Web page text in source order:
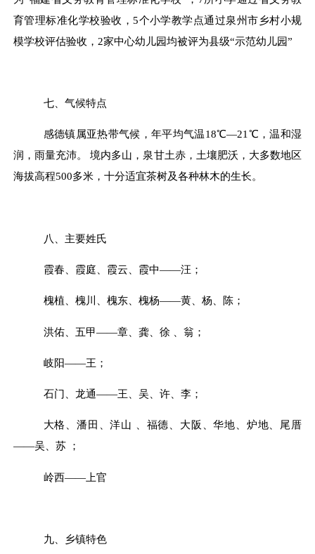
育管理标准化学校验收，5个小学教学点通过泉州市乡村小规
模学校评估验收，2家中心幼儿园均被评为县级“示范幼儿园”
七、气候特点
感德镇属亚热带气候，年平均气温18℃—21℃，温和湿
润，雨量充沛。 境内多山，泉甘土赤，土壤肥沃，大多数地区
海拔高程500多米，十分适宜茶树及各种林木的生长。
八、主要姓氏
霞春、霞庭、霞云、霞中——汪；
槐植、槐川、槐东、槐杨——黄、杨、陈；
洪佑、五甲——章、龚、徐 、翁；
岐阳——王；
石门、龙通——王、吴、许、李；
大格、潘田、洋山
、福德、大阪、华地、炉地、尾厝
——吴、苏 ；
岭西——上官
九、 乡镇特色